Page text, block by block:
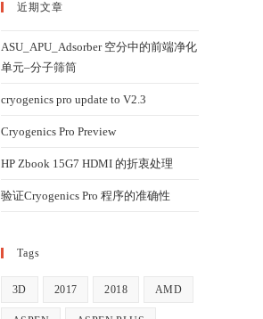
近期文章
ASU_APU_Adsorber 空分中的前端净化
单元–分子筛筒
cryogenics pro update to V2.3
Cryogenics Pro Preview
HP Zbook 15G7 HDMI 的折衷处理
验证Cryogenics Pro 程序的准确性
Tags
3D 2017 2018 AMD